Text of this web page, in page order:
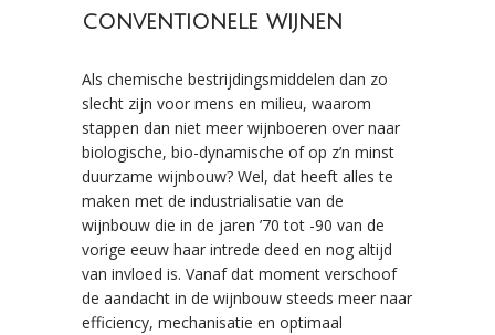
conventionele wijnen
Als chemische bestrijdingsmiddelen dan zo
slecht zijn voor mens en milieu, waarom
stappen dan niet meer wijnboeren over naar
biologische, bio-dynamische of op z’n minst
duurzame wijnbouw? Wel, dat heeft alles te
maken met de industrialisatie van de
wijnbouw die in de jaren ’70 tot -90 van de
vorige eeuw haar intrede deed en nog altijd
van invloed is. Vanaf dat moment verschoof
de aandacht in de wijnbouw steeds meer naar
efficiency, mechanisatie en optimaal